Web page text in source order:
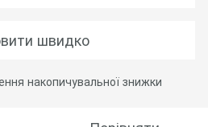
швидко
накопичувальної знижки